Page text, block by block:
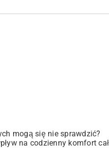
mogą się nie sprawdzić?
na codzienny komfort